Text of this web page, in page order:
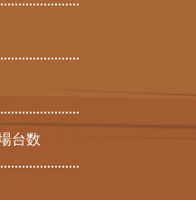
台数